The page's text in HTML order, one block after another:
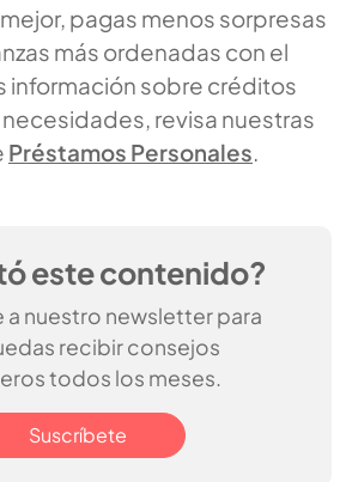
pagas menos sorpresas
más ordenadas con el
información sobre créditos
revisa nuestras
Préstamos Personales
este contenido?
a nuestro newsletter para
recibir consejos
todos los meses.
Suscríbete